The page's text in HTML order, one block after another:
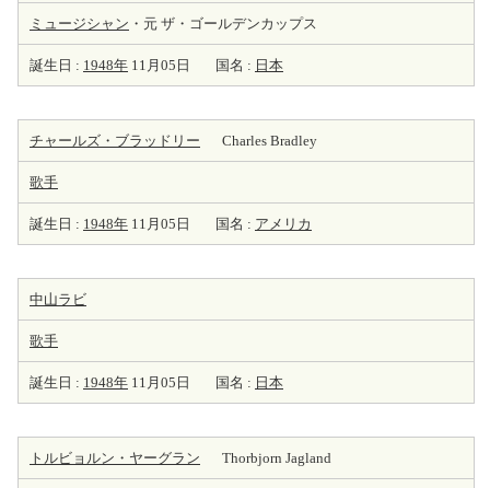
ミュージシャン ・元 ザ・ゴールデンカップス
誕生日 : 1948年 11月05日 国名 : 日本
チャールズ・ブラッドリー Charles Bradley
歌手
誕生日 : 1948年 11月05日 国名 : アメリカ
中山ラビ
歌手
誕生日 : 1948年 11月05日 国名 : 日本
トルビョルン・ヤーグラン Thorbjorn Jagland